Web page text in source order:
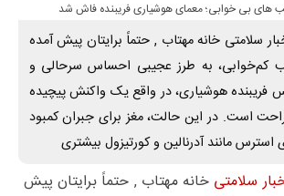
سلامتی خانه مهتاب , حتماً برایتان پیش آمده
به طرز عجیبی احساس سرحالی و
فریبنده هوشیاری، در واقع یک واکنش پیچیده
است. در این حالت، مغز برای جبران کمبود
مانند آدرنالین و کورتیزول بیشتری
سلامتی خانه مهتاب , حتماً برایتان پیش